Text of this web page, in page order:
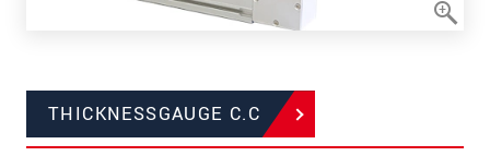
THICKNESSGAUGE C.C